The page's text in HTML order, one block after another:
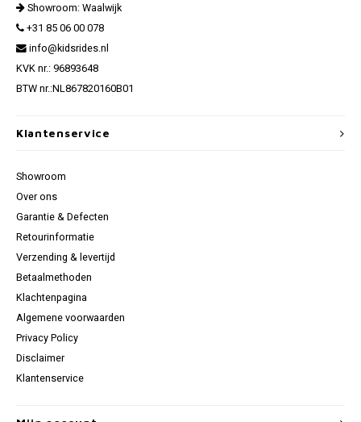
Showroom: Waalwijk
+31 85 06 00 078
info@kidsrides.nl
KVK nr.: 96893648
BTW nr.:NL867820160B01
Klantenservice
Showroom
Over ons
Garantie & Defecten
Retourinformatie
Verzending & levertijd
Betaalmethoden
Klachtenpagina
Algemene voorwaarden
Privacy Policy
Disclaimer
Klantenservice